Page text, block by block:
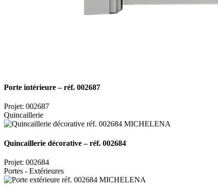
Porte intérieure – réf. 002687
Projet: 002687
Quincaillerie
Quincaillerie décorative – réf. 002684
Projet: 002684
Portes - Extérieures